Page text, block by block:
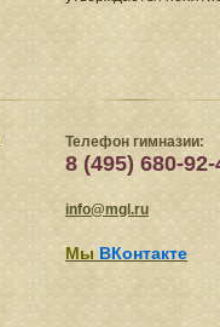
Телефон гимназии:
8 (495) 680-92-
info@mgl.ru
Мы ВКонтакте